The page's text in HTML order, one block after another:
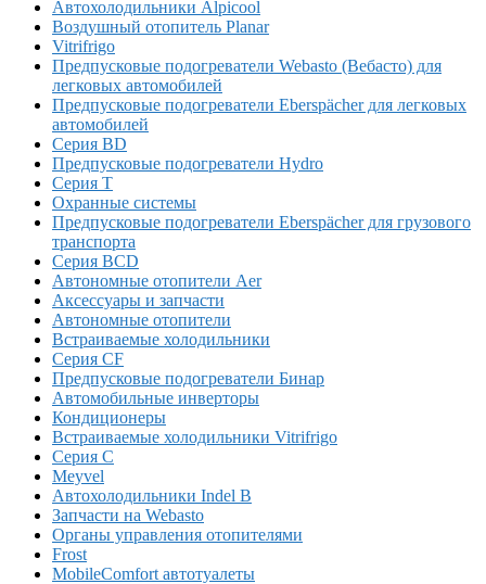
Автохолодильники Alpicool
Воздушный отопитель Planar
Vitrifrigo
Предпусковые подогреватели Webasto (Вебасто) для
легковых автомобилей
Предпусковые подогреватели Eberspächer для легковых
автомобилей
Серия BD
Предпусковые подогреватели Hydro
Серия T
Охранные системы
Предпусковые подогреватели Eberspächer для грузового
транспорта
Серия BCD
Автономные отопители Аer
Аксессуары и запчасти
Автономные отопители
Встраиваемые холодильники
Серия CF
Предпусковые подогреватели Бинар
Автомобильные инверторы
Кондиционеры
Встраиваемые холодильники Vitrifrigo
Серия C
Meyvel
Автохолодильники Indel B
Запчасти на Webasto
Органы управления отопителями
Frost
MobileComfort автотуалеты